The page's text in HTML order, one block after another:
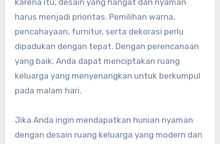
karena itu, desain yang hangat dan nyaman
harus menjadi prioritas. Pemilihan warna,
pencahayaan, furnitur, serta dekorasi perlu
dipadukan dengan tepat. Dengan perencanaan
yang baik, Anda dapat menciptakan ruang
keluarga yang menyenangkan untuk berkumpul
pada malam hari.
Jika Anda ingin mendapatkan hunian nyaman
dengan desain ruang keluarga yang modern dan